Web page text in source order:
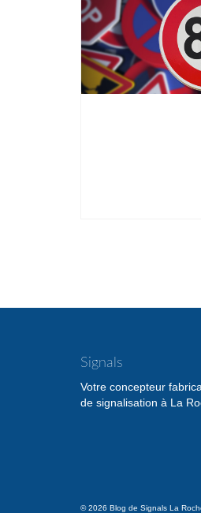
Signals
Votre concepteur
de signalisation à La
© 2026 Blog de Signals La